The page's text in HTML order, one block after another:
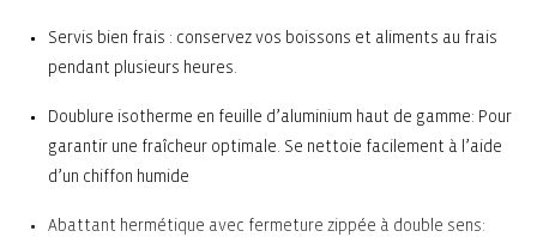
Servis bien frais : conservez vos boissons et aliments au frais
pendant plusieurs heures.
Doublure isotherme en feuille d’aluminium haut de gamme: Pour
garantir une fraîcheur optimale. Se nettoie facilement à l’aide
d’un chiffon humide
Abattant hermétique avec fermeture zippée à double sens: